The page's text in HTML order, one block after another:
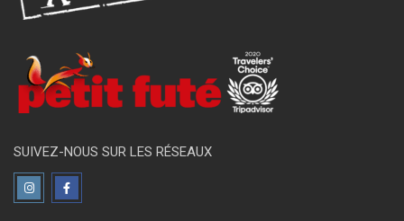
SUIVEZ-NOUS SUR LES RÉSEAUX